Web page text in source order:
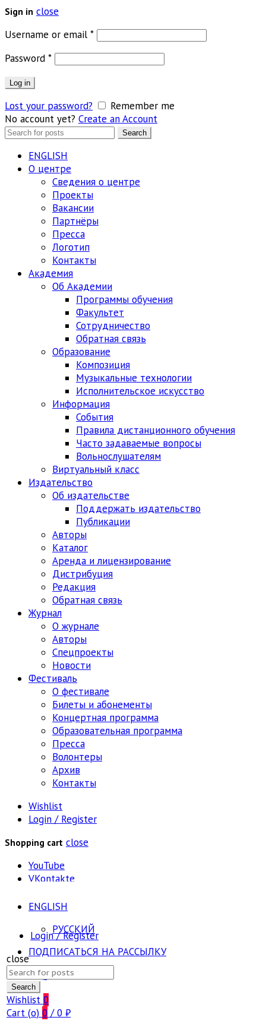
Sign in close
Username or email *Обязательно
Password *Обязательно
Log in
Lost your password?
Remember me
No account yet? Create an Account
Search
Search
ENGLISH
О центре
Сведения о центре
Проекты
Вакансии
Партнёры
Пресса
Логотип
Контакты
Академия
Об Академии
Программы обучения
Факультет
Сотрудничество
Обратная связь
Образование
Композиция
Музыкальные технологии
Исполнительское искусство
Информация
События
Правила дистанционного обучения
Часто задаваемые вопросы
Вольнослушателям
Виртуальный класс
Издательство
Об издательстве
Поддержать издательство
Публикации
Авторы
Каталог
Аренда и лицензирование
Дистрибуция
Редакция
Обратная связь
Журнал
О журнале
Авторы
Спецпроекты
Новости
Фестиваль
О фестивале
Билеты и абонементы
Концертная программа
Образовательная программа
Пресса
Волонтеры
Архив
Контакты
Wishlist
Login / Register
Shopping cart close
YouTube
VKontakte
ENGLISH
РУССКИЙ
ПОДПИСАТЬСЯ НА РАССЫЛКУ
FAQ
Login / Register
close
Search
for:
Search
Wishlist 0
Cart (o) 0 / 0 ₽